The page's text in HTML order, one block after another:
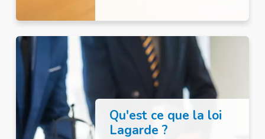
Qu'est ce que la loi
Lagarde ?